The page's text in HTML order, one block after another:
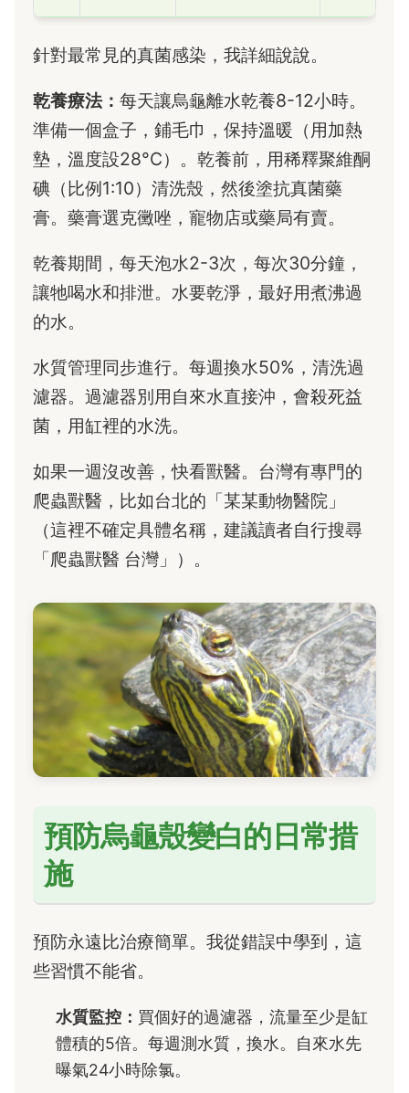
針對最常見的真菌感染，我詳細說說。
乾養療法： 每天讓烏龜離水乾養8-12小時。
準備一個盒子，鋪毛巾，保持溫暖（用加熱
墊，溫度設28°C）。乾養前，用稀釋聚維酮
碘（比例1:10）清洗殼，然後塗抗真菌藥
膏。藥膏選克黴唑，寵物店或藥局有賣。
乾養期間，每天泡水2-3次，每次30分鐘，
讓牠喝水和排泄。水要乾淨，最好用煮沸過
的水。
水質管理同步進行。每週換水50%，清洗過
濾器。過濾器別用自來水直接沖，會殺死益
菌，用缸裡的水洗。
如果一週沒改善，快看獸醫。台灣有專門的
爬蟲獸醫，比如台北的「某某動物醫院」
（這裡不確定具體名稱，建議讀者自行搜尋
「爬蟲獸醫 台灣」）。
預防烏龜殼變白的日常措
施
預防永遠比治療簡單。我從錯誤中學到，這
些習慣不能省。
水質監控： 買個好的過濾器，流量至少是缸
體積的5倍。每週測水質，換水。自來水先
曝氣24小時除氯。